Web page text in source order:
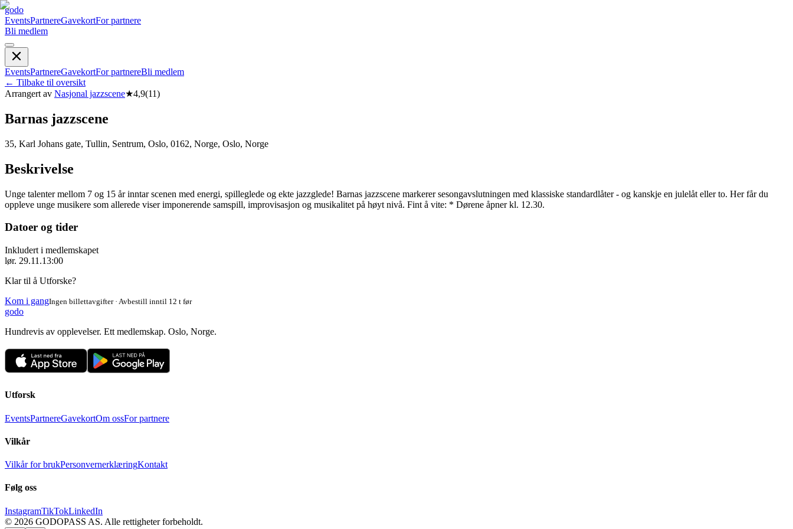
godo
EventsPartnereGavekortFor partnere
Bli medlem
EventsPartnereGavekortFor partnereBli medlem
← Tilbake til oversikt
Arrangert av Nasjonal jazzscene★4,9(11)
Barnas jazzscene
35, Karl Johans gate, Tullin, Sentrum, Oslo, 0162, Norge, Oslo, Norge
Beskrivelse
Unge talenter mellom 7 og 15 år inntar scenen med energi, spilleglede og ekte jazzglede! Barnas jazzscene markerer sesongavslutningen med klassiske standardlåter - og kanskje en julelåt eller to. Her får du
oppleve unge musikere som allerede viser imponerende samspill, improvisasjon og musikalitet på høyt nivå. Fint å vite: * Dørene åpner kl. 12.30.
Datoer og tider
Inkludert i medlemskapet
lør. 29.11.13:00
Klar til å Utforske?
Kom i gangIngen billettavgifter · Avbestill inntil 12 t før
godo
Hundrevis av opplevelser. Ett medlemskap. Oslo, Norge.
Utforsk
EventsPartnereGavekortOm ossFor partnere
Vilkår
Vilkår for brukPersonvernerklæringKontakt
Følg oss
InstagramTikTokLinkedIn
© 2026 GODOPASS AS. Alle rettigheter forbeholdt.